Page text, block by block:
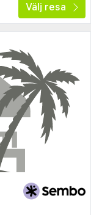
Välj resa